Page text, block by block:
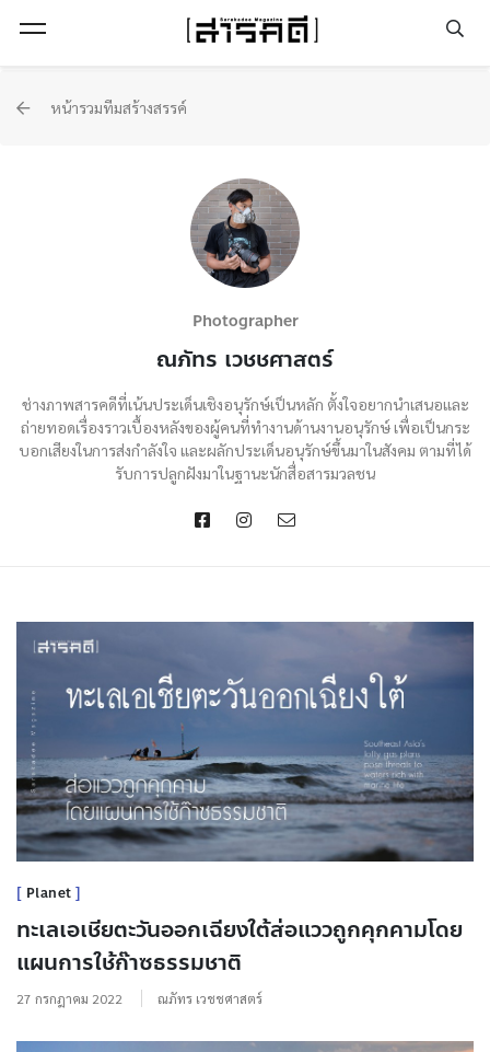
หน้ารวมทีมสร้างสรรค์
Photographer
ณภัทร เวชชศาสตร์
ช่างภาพสารคดีที่เน้นประเด็นเชิงอนุรักษ์เป็นหลัก ตั้งใจอยากนำเสนอและ
ถ่ายทอดเรื่องราวเบื้องหลังของผู้คนที่ทำงานด้านงานอนุรักษ์ เพื่อเป็นกระ
บอกเสียงในการส่งกำลังใจ และผลักประเด็นอนุรักษ์ขึ้นมาในสังคม ตามที่ได้
รับการปลูกฝังมาในฐานะนักสื่อสารมวลชน
Planet
ทะเลเอเชียตะวันออกเฉียงใต้ส่อแววถูกคุกคามโดย
แผนการใช้ก๊าซธรรมชาติ
27 กรกฎาคม 2022 ณภัทร เวชชศาสตร์